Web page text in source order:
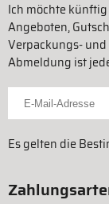
Ich möchte
Angeboten,
Verpackungs-
Abmeldung ist
Für Newsletter
Es gelten die